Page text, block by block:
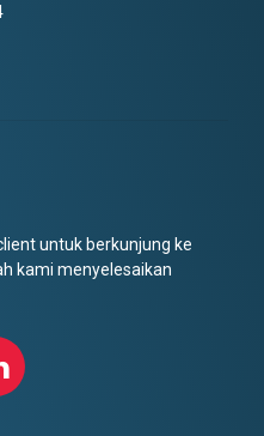
untuk berkunjung ke
kami menyelesaikan